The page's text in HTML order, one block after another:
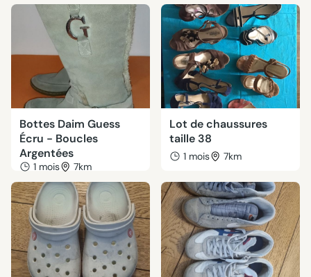
Bottes Daim Guess
Écru - Boucles
Argentées
1 mois 7km
Lot de chaussures
taille 38
1 mois 7km